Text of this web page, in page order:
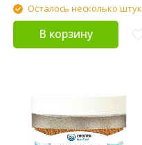
Осталось несколько штук
В корзину